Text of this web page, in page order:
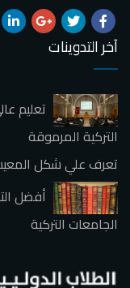
آخر التدوينات
تعليم
التركية المرموقة
تعرف علي شكل
أفضل
الجامعات التركية